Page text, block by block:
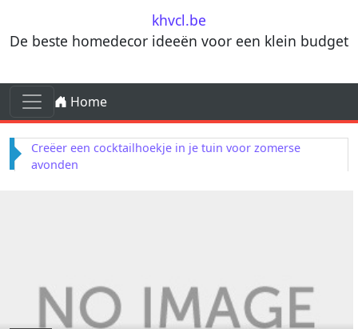
khvcl.be
De beste homedecor ideeën voor een klein budget
Skip to content
Main Navigation
Home
Terracotta decorelementen voor mediterrane
invloeden in je woonkamer